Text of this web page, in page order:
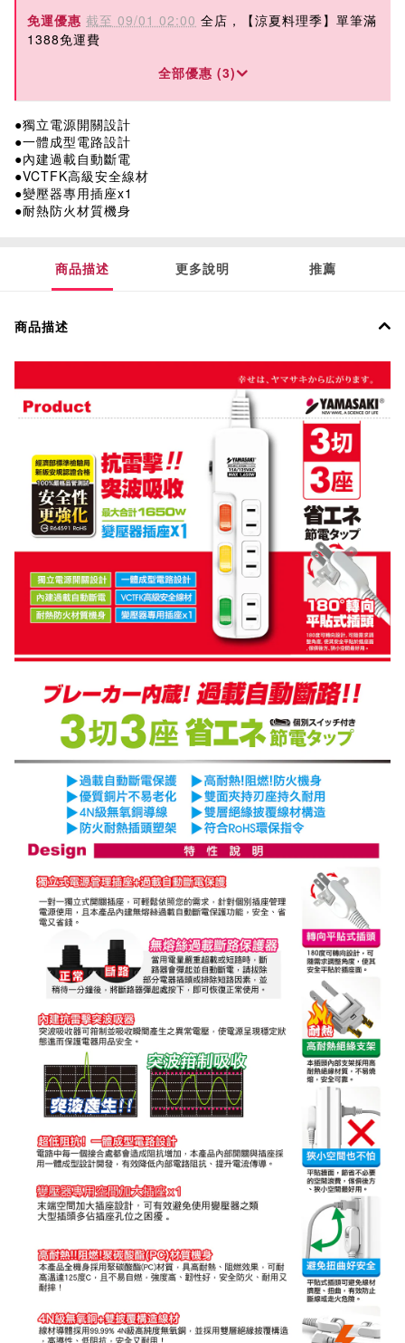
免運優惠 截至 09/01 02:00 全店，【涼夏料理季】單筆滿
1388免運費
全部優惠 (3)
●獨立電源開關設計
●一體成型電路設計
●內建過載自動斷電
●VCTFK高級安全線材
●變壓器專用插座x1
●耐熱防火材質機身
商品描述 更多說明 推薦
商品描述